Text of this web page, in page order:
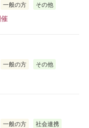
一般の方 その他
一般の方 その他
一般の方 社会連携